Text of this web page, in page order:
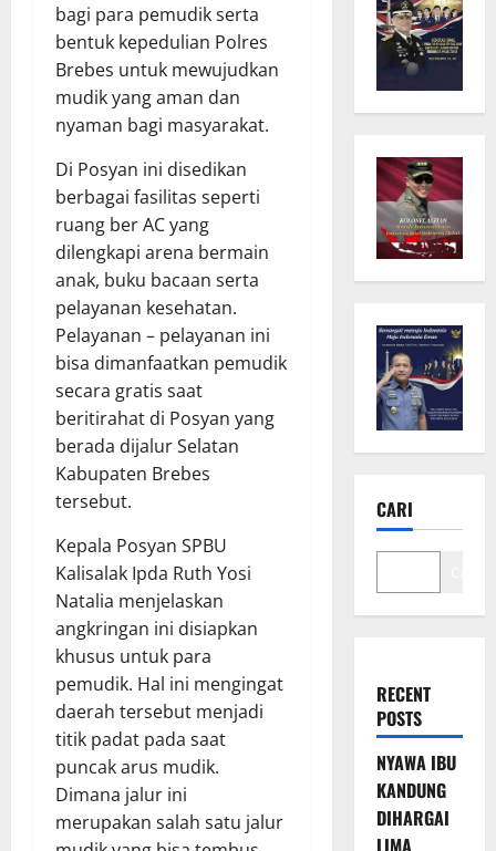
bagi para pemudik serta
bentuk kepedulian Polres
Brebes untuk mewujudkan
mudik yang aman dan
nyaman bagi masyarakat.
Di Posyan ini disedikan
berbagai fasilitas seperti
ruang ber AC yang
dilengkapi arena bermain
anak, buku bacaan serta
pelayanan kesehatan.
Pelayanan – pelayanan ini
bisa dimanfaatkan pemudik
secara gratis saat
beritirahat di Posyan yang
berada dijalur Selatan
Kabupaten Brebes
tersebut.
Kepala Posyan SPBU
Kalisalak Ipda Ruth Yosi
Natalia menjelaskan
angkringan ini disiapkan
khusus untuk para
pemudik. Hal ini mengingat
daerah tersebut menjadi
titik padat pada saat
puncak arus mudik.
Dimana jalur ini
merupakan salah satu jalur
CARI
RECENT
POSTS
NYAWA IBU
KANDUNG
DIHARGAI